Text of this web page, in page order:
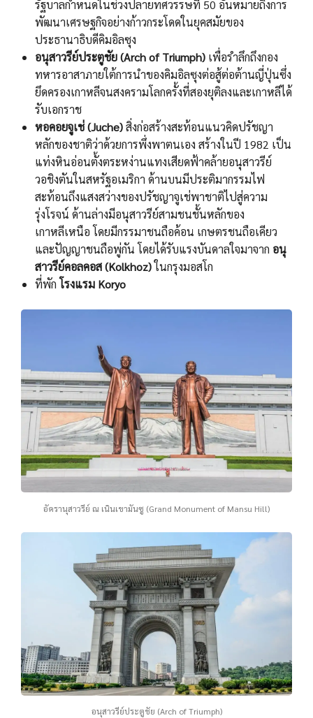
รัฐบาลกำหนดในช่วงปลายทศวรรษที่ 50 อันหมายถึงการ
พัฒนาเศรษฐกิจอย่างก้าวกระโดดในยุคสมัยของ
ประธานาธิบดีคิมอิลซุง
อนุสาวรีย์ประตูชัย (Arch of Triumph) เพื่อรำลึกถึงกอง
ทหารอาสาภายใต้การนำของคิมอิลซุงต่อสู้ต่อต้านญี่ปุ่นซึ่ง
ยึดครองเกาหลีจนสงครามโลกครั้งที่สองยุติลงและเกาหลีได้
รับเอกราช
หอคอยจูเช่ (Juche)สิ่งก่อสร้างสะท้อนแนวคิดปรัชญา
หลักของชาติว่าด้วยการพึ่งพาตนเอง สร้างในปี 1982 เป็น
แท่งหินอ่อนตั้งตระหง่านแทงเสียดฟ้าคล้ายอนุสาวรีย์
วอชิงตันในสหรัฐอเมริกา ด้านบนมีประติมากรรมไฟ
สะท้อนถึงแสงสว่างของปรัชญาจูเช่พาชาติไปสู่ความ
รุ่งโรจน์ ด้านล่างมีอนุสาวรีย์สามชนชั้นหลักของ
เกาหลีเหนือ โดยมีกรรมาชนถือค้อน เกษตรชนถือเคียว
และปัญญาชนถือพู่กัน โดยได้รับแรงบันดาลใจมาจาก อนุ
สาวรีย์คอลคอส (Kolkhoz)ในกรุงมอสโก
ที่พักโรงแรม Koryo
อัครานุสาวรีย์ ณ เนินเขามันซู (Grand Monument of Mansu Hill)
อนุสาวรีย์ประตูชัย (Arch of Triumph)